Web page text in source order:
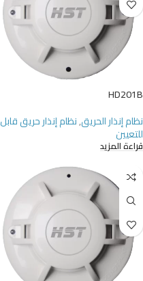
HD201B
نظام إنذار الحريق,نظام إنذار حريق قابل
للتعيين
قراءة المزيد